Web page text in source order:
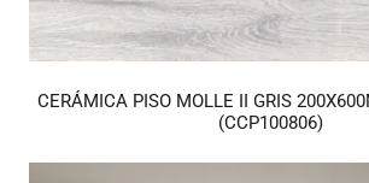
CERÁMICA PISO MOLLE II GRIS
(CCP100806)